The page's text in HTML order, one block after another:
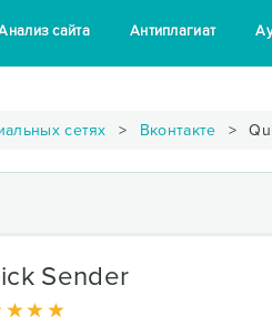
сайта Антиплагиат
сетях Вконтакте
Sender